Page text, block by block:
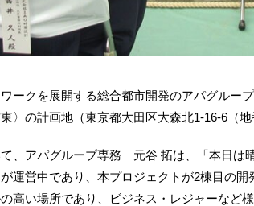
ークを展開する総合都市開発のアパグルー
〉の計画地（東京都大田区大森北1-16-6（
、アパグループ専務 元谷 拓は、「本日は
運営中であり、本プロジェクトが2棟目の
高い場所であり、ビジネス・レジャーなど